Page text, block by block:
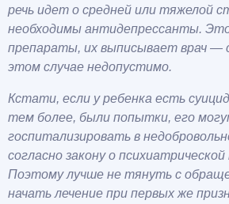
речь идет о средней или тяжелой
необходимы антидепрессанты.
препараты, их выписывает врач —
этом случае недопустимо.
Кстати, если у ребенка есть
тем более, были попытки, его
госпитализировать в
согласно закону о
Поэтому лучше не тянуть с
начать лечение при первых же